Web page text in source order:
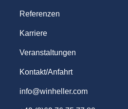
Referenzen
Karriere
Veranstaltungen
Kontakt/Anfahrt
info@winheller.com